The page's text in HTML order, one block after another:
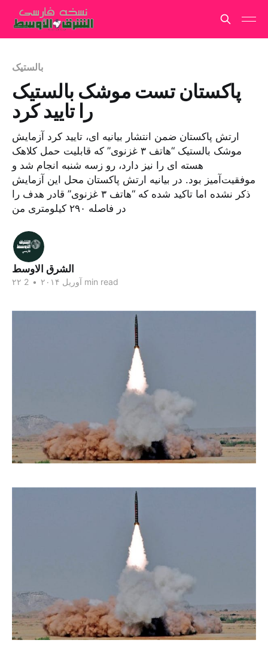
بالستیک
پاکستان تست موشک بالستیک
را تایید کرد
ارتش پاکستان ضمن انتشار بیانیه ای، تایید کرد آزمایش
موشک بالستیک “هاتف ۳ غزنوی” که قابلیت حمل کلاهک
هسته ای را نیز دارد، رو زسه شنبه انجام شد و
موفقیت‌آمیز بود. در بیانیه ارتش پاکستان محل این آزمایش
ذکر نشده اما تاکید شده که “هاتف ۳ غزنوی” قادر هدف را
در فاصله ۲۹۰ کیلومتری من
الشرق الاوسط
۲۲ آوریل ۲۰۱۴ • 2 min read